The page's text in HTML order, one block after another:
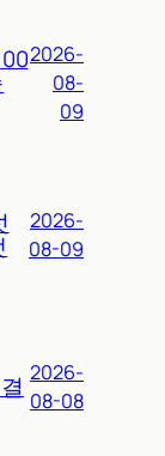
2026-
08-
09
2026-
08-09
2026-
08-08